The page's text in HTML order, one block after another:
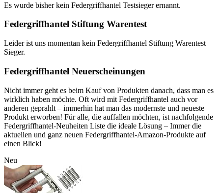
Es wurde bisher kein Federgriffhantel Testsieger ernannt.
Federgriffhantel Stiftung Warentest
Leider ist uns momentan kein Federgriffhantel Stiftung Warentest
Sieger.
Federgriffhantel Neuerscheinungen
Nicht immer geht es beim Kauf von Produkten danach, dass man es
wirklich haben möchte. Oft wird mit Federgriffhantel auch vor
anderen geprahlt – immerhin hat man das modernste und neueste
Produkt erworben! Für alle, die auffallen möchten, ist nachfolgende
Federgriffhantel-Neuheiten Liste die ideale Lösung – Immer die
aktuellen und ganz neuen Federgriffhantel-Amazon-Produkte auf
einen Blick!
Neu